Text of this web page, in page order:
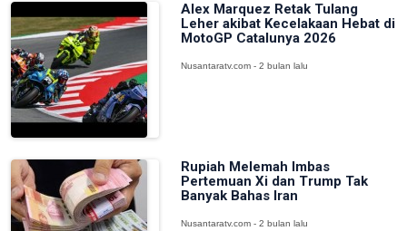
Alex Marquez Retak Tulang
Leher akibat Kecelakaan Hebat di
MotoGP Catalunya 2026
Nusantaratv.com - 2 bulan lalu
Rupiah Melemah Imbas
Pertemuan Xi dan Trump Tak
Banyak Bahas Iran
Nusantaratv.com - 2 bulan lalu